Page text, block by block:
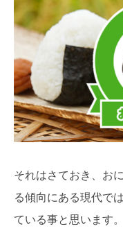
それはさておき、お
る傾向にある現代で
ている事と思います。